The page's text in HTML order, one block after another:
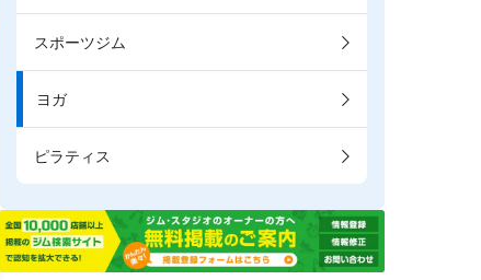
スポーツジム
ヨガ
ピラティス